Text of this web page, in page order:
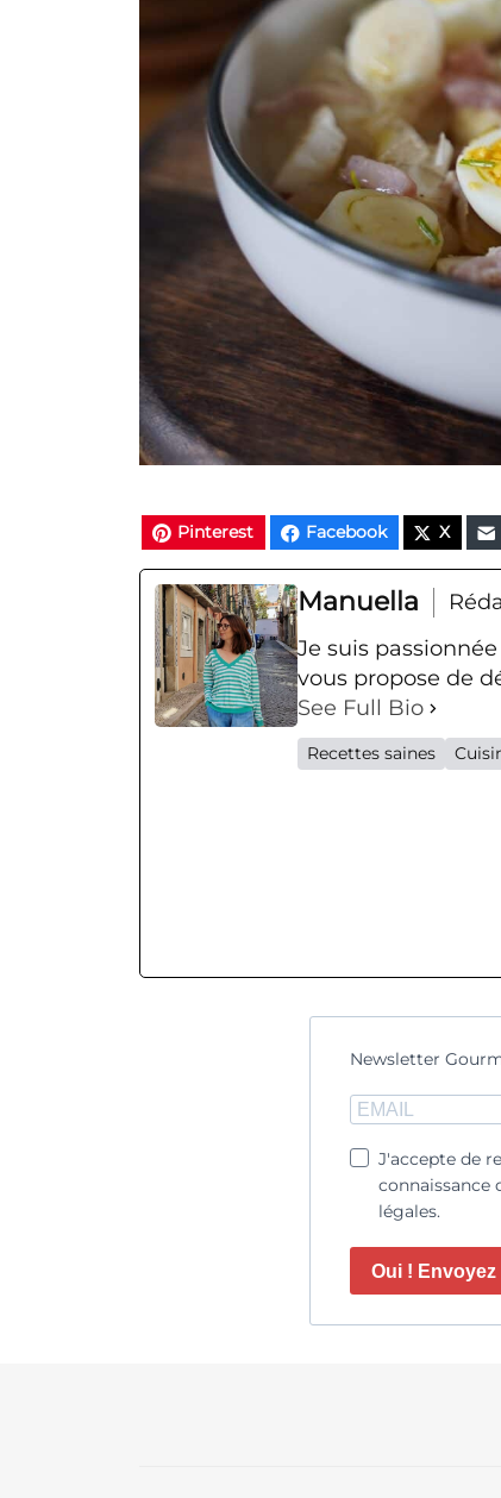
Pinterest Facebook X
Manuella
Je suis
vous propose de
See Full Bio
Recettes saines
Newsletter
J'accepte de
légales.
Oui !